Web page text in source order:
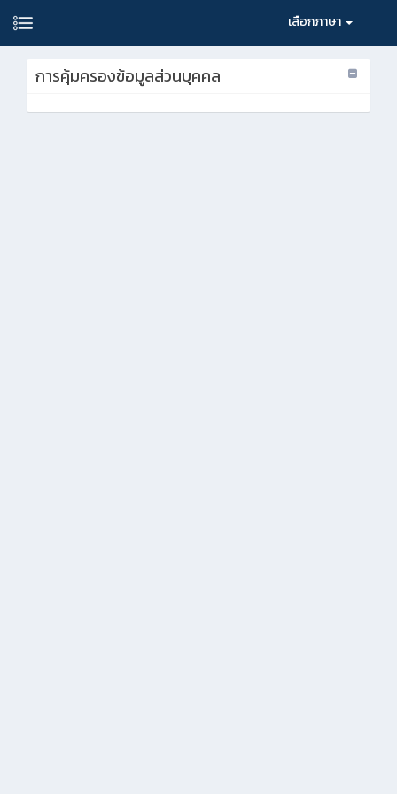
เลือกภาษา
การคุ้มครองข้อมูลส่วนบุคคล